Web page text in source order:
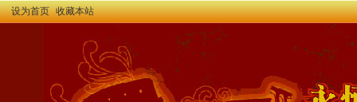
设为首页 收藏本站